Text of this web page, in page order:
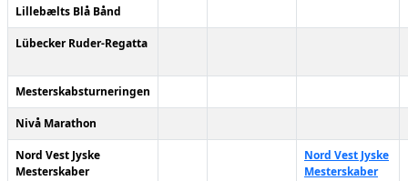
Lillebælts Blå Bånd
Lübecker Ruder-Regatta
Mesterskabsturneringen
Nivå Marathon
Nord Vest Jyske
Mesterskaber
Nord Vest Jyske
Mesterskaber